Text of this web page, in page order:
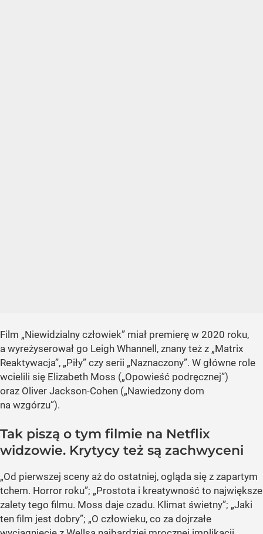
Film „Niewidzialny człowiek” miał premierę w 2020 roku,
a wyreżyserował go Leigh Whannell, znany też z „Matrix
Reaktywacja”, „Piły” czy serii „Naznaczony”. W główne role
wcielili się Elizabeth Moss („Opowieść podręcznej”)
oraz Oliver Jackson-Cohen („Nawiedzony dom
na wzgórzu”).
Tak piszą o tym filmie na Netflix
widzowie. Krytycy też są zachwyceni
„Od pierwszej sceny aż do ostatniej, ogląda się z zapartym
tchem. Horror roku”; „Prostota i kreatywność to największe
zalety tego filmu. Moss daje czadu. Klimat świetny”; „Jaki
ten film jest dobry”; „O człowieku, co za dojrzałe